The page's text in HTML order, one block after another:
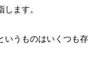
ます。
いうものはいくつも存